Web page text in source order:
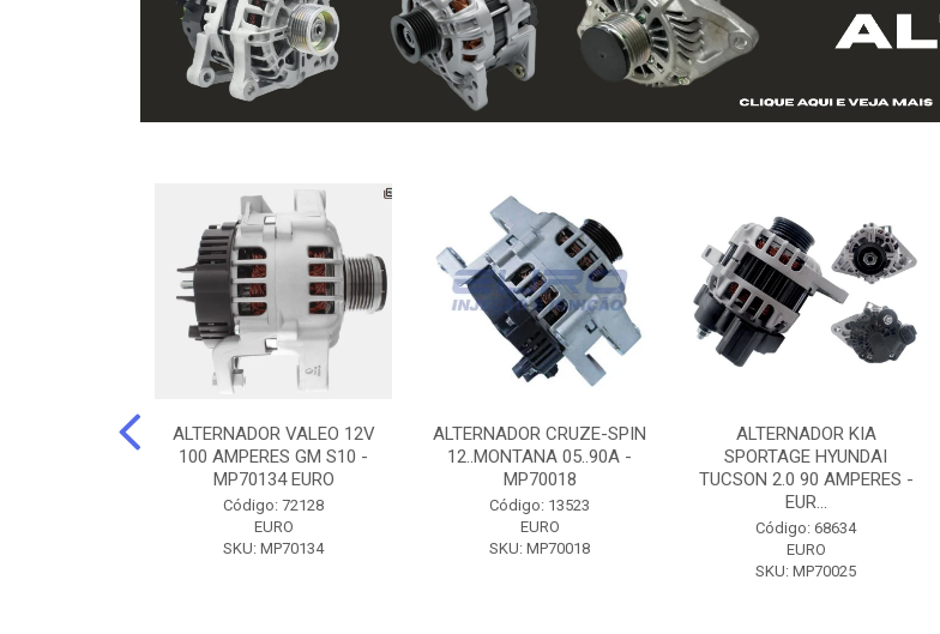
ALTERNADOR VALEO 12V
100 AMPERES GM S10 -
MP70134 EURO
Código: 72128
EURO
SKU: MP70134
ALTERNADOR CRUZE-SPIN
12..MONTANA 05..90A -
MP70018
Código: 13523
EURO
SKU: MP70018
ALTERNADOR KIA
SPORTAGE HYUNDAI
TUCSON 2.0 90 AMPERES -
EUR...
Código: 68634
EURO
SKU: MP70025